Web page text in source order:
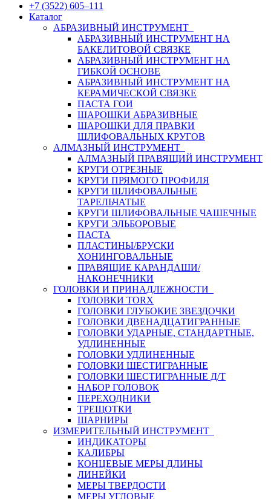
+7 (3522) 605‒111
Каталог
АБРАЗИВНЫЙ ИНСТРУМЕНТ
АБРАЗИВНЫЙ ИНСТРУМЕНТ НА
БАКЕЛИТОВОЙ СВЯЗКЕ
АБРАЗИВНЫЙ ИНСТРУМЕНТ НА
ГИБКОЙ ОСНОВЕ
АБРАЗИВНЫЙ ИНСТРУМЕНТ НА
КЕРАМИЧЕСКОЙ СВЯЗКЕ
ПАСТА ГОИ
ШАРОШКИ АБРАЗИВНЫЕ
ШАРОШКИ ДЛЯ ПРАВКИ
ШЛИФОВАЛЬНЫХ КРУГОВ
АЛМАЗНЫЙ ИНСТРУМЕНТ
АЛМАЗНЫЙ ПРАВЯЩИЙ ИНСТРУМЕНТ
КРУГИ ОТРЕЗНЫЕ
КРУГИ ПРЯМОГО ПРОФИЛЯ
КРУГИ ШЛИФОВАЛЬНЫЕ
ТАРЕЛЬЧАТЫЕ
КРУГИ ШЛИФОВАЛЬНЫЕ ЧАШЕЧНЫЕ
КРУГИ ЭЛЬБОРОВЫЕ
ПАСТА
ПЛАСТИНЫ/БРУСКИ
ХОНИНГОВАЛЬНЫЕ
ПРАВЯЩИЕ КАРАНДАШИ/
НАКОНЕЧНИКИ
ГОЛОВКИ И ПРИНАДЛЕЖНОСТИ
ГОЛОВКИ TORX
ГОЛОВКИ ГЛУБОКИЕ ЗВЕЗДОЧКИ
ГОЛОВКИ ДВЕНАДЦАТИГРАННЫЕ
ГОЛОВКИ УДАРНЫЕ, СТАНДАРТНЫЕ,
УДЛИНЕННЫЕ
ГОЛОВКИ УДЛИНЕННЫЕ
ГОЛОВКИ ШЕСТИГРАННЫЕ
ГОЛОВКИ ШЕСТИГРАННЫЕ Д/Т
НАБОР ГОЛОВОК
ПЕРЕХОДНИКИ
ТРЕЩОТКИ
ШАРНИРЫ
ИЗМЕРИТЕЛЬНЫЙ ИНСТРУМЕНТ
ИНДИКАТОРЫ
КАЛИБРЫ
КОНЦЕВЫЕ МЕРЫ ДЛИНЫ
ЛИНЕЙКИ
МЕРЫ ТВЕРДОСТИ
МЕРЫ УГЛОВЫЕ